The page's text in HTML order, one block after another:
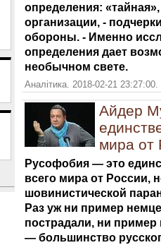
определения:
организации, -
обороны. - Именно
определения дает
необычном свете.
Аналітика. 2018-02-21
Айдер
мира от
Русофобия — это
всего мира от России,
шовинистической
Раз уж ни пример
пострадали, ни
— большинство